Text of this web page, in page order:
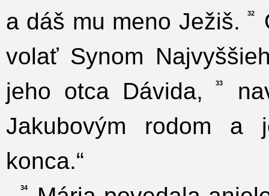
a dáš mu meno Ježiš. 32
volať Synom
jeho otca Dávida,
33
Jakubovým rodom a
konca.“
34